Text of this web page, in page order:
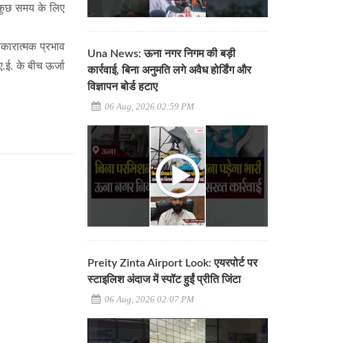
कुछ समय के लिए
प्रभाव
के बीच ऊर्जा
Una News: ऊना नगर निगम की बड़ी
कार्रवाई, बिना अनुमति लगे अवैध होर्डिंग और
विज्ञापन बोर्ड हटाए
06 Aug, 2026 02:59 PM
Preity Zinta Airport Look: एयरपोर्ट पर
स्टाइलिश अंदाज में स्पॉट हुईं प्रीति जिंटा
06 Aug, 2026 02:07 PM